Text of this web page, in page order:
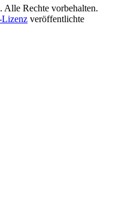
Rechte vorbehalten.
veröffentlichte